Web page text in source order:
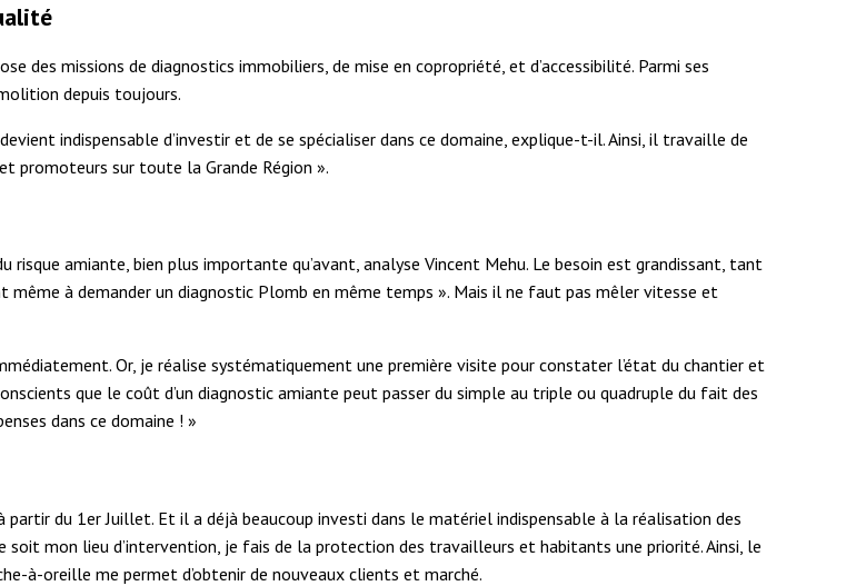
des missions de diagnostics immobiliers, de mise en copropriété,et d’accessibilité. Parmi ses
depuis toujours.
indispensable d’investir et de se spécialiser dans ce domaine, explique-t-il. Ainsi, il travaille de
promoteurs sur toute la Grande Région ».
risque amiante, bien plus importante qu’avant, analyse Vincent Mehu. Le besoin est grandissant, tant
à demander un diagnostic Plomb en même temps ». Mais il ne faut pas mêler vitesse et
Or, je réalise systématiquement une première visite pour constater l’état du chantier et
que le coût d’un diagnostic amiante peut passer du simple au triple ou quadruple du fait des
dans ce domaine ! »
partir du 1erJuillet. Et il a déjà beaucoup investi dans le matériel indispensable à la réalisation des
mon lieu d’intervention, je fais de la protection des travailleurs et habitants une priorité. Ainsi, le
à-oreille me permet d’obtenir de nouveaux clients et marché.